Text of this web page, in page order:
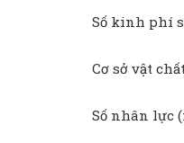
Số kinh phí
Cơ sở vật
Số nhân lực